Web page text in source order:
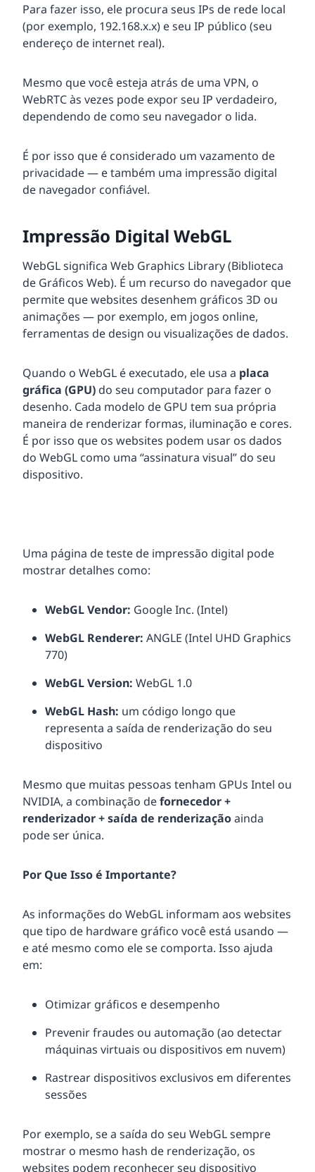
Para fazer isso, ele procura seus IPs de rede local
(por exemplo, 192.168.x.x) e seu IP público (seu
endereço de internet real).
Mesmo que você esteja atrás de uma VPN, o
WebRTC às vezes pode expor seu IP verdadeiro,
dependendo de como seu navegador o lida.
É por isso que é considerado um vazamento de
privacidade — e também uma impressão digital
de navegador confiável.
Impressão Digital WebGL
WebGL significa Web Graphics Library (Biblioteca
de Gráficos Web). É um recurso do navegador que
permite que websites desenhem gráficos 3D ou
animações — por exemplo, em jogos online,
ferramentas de design ou visualizações de dados.
Quando o WebGL é executado, ele usa a placa
gráfica (GPU) do seu computador para fazer o
desenho. Cada modelo de GPU tem sua própria
maneira de renderizar formas, iluminação e cores.
É por isso que os websites podem usar os dados
do WebGL como uma “assinatura visual” do seu
dispositivo.
Uma página de teste de impressão digital pode
mostrar detalhes como:
WebGL Vendor: Google Inc. (Intel)
WebGL Renderer: ANGLE (Intel UHD Graphics
770)
WebGL Version: WebGL 1.0
WebGL Hash: um código longo que
representa a saída de renderização do seu
dispositivo
Mesmo que muitas pessoas tenham GPUs Intel ou
NVIDIA, a combinação defornecedor +
renderizador + saída de renderizaçãoainda
pode ser única.
Por Que Isso é Importante?
As informações do WebGL informam aos websites
que tipo de hardware gráfico você está usando —
e até mesmo como ele se comporta. Isso ajuda
em:
Otimizar gráficos e desempenho
Prevenir fraudes ou automação (ao detectar
máquinas virtuais ou dispositivos em nuvem)
Rastrear dispositivos exclusivos em diferentes
sessões
Por exemplo, se a saída do seu WebGL sempre
mostrar o mesmo hash de renderização, os
websites podem reconhecer seu dispositivo